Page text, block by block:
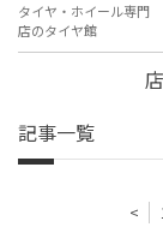
タイヤ・ホイール専門
店のタイヤ館
記事一覧
<